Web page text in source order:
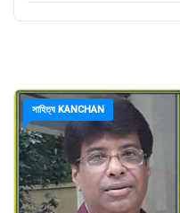
সাহিত্য KANCHAN